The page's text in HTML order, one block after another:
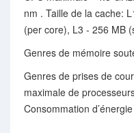
nm . Taille de la cache:
(per core), L3 - 256 MB
Genres de mémoire
Genres de prises de
maximale de
Consommation